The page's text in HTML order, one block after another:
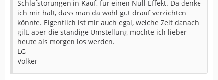
Schlafstörungen in Kauf, für einen Null-Effekt. Da denke
ich mir halt, dass man da wohl gut drauf verzichten
könnte. Eigentlich ist mir auch egal, welche Zeit danach
gilt, aber die ständige Umstellung möchte ich lieber
heute als morgen los werden.
LG
Volker